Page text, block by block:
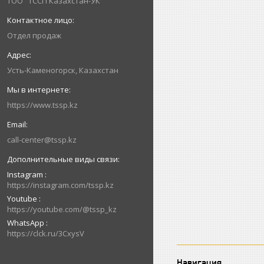
Отдел продаж
Усть-Каменогорск, Казахстан
https://www.tssp.kz
call-center@tssp.kz
Instagram
https://instagram.com/tssp.kz
Youtube
https://youtube.com/@tssp_kz
WhatsApp
https://clck.ru/3CxysV